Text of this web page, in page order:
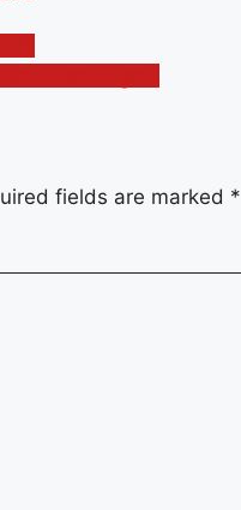
fields are marked *